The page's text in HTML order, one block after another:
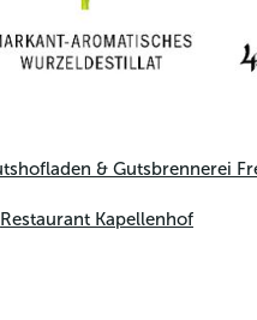
& Gutsbrennerei
Restaurant Kapellenhof